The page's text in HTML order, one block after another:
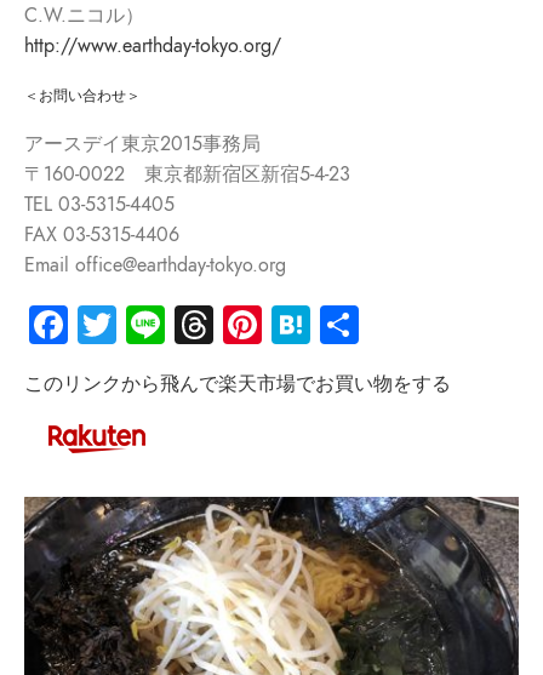
C.W.ニコル）
http://www.earthday-tokyo.org/
＜お問い合わせ＞
アースデイ東京2015事務局
〒160-0022 東京都新宿区新宿5-4-23
TEL 03-5315-4405
FAX 03-5315-4406
Email office@earthday-tokyo.org
Facebook
Twitter
LineThreads
Pinterest
Hatena
有
このリンクから飛んで楽天市場でお買い物をする